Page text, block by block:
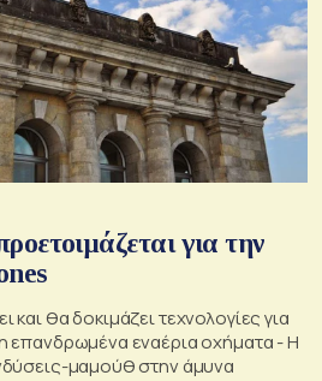
για την
θα δοκιμάζει τεχνολογίες για
επανδρωμένα εναέρια οχήματα - Η
μαμούθ στην άμυνα